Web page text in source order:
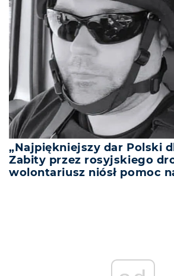
„Najpiękniejszy dar Polski
Zabity przez rosyjskiego
wolontariusz niósł pomoc